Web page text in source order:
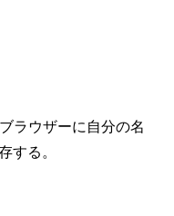
ラウザーに自分の名
する。